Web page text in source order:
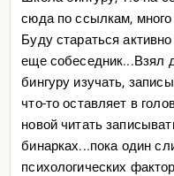
сюда по ссылкам, много
Буду стараться
еще собеседник...Взял
бингуру изучать,
что-то оставляет в
новой читать
бинарках...пока один
психологических